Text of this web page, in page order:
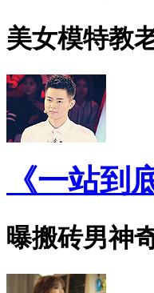
美女模特教
《一站到
曝搬砖男神